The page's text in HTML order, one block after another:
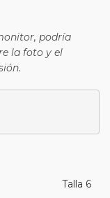
podría
la foto y el
Talla 6